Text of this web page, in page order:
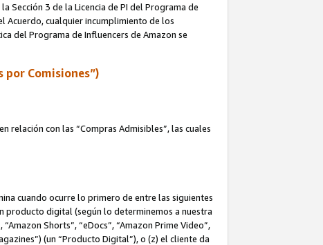
Sección 3 de la Licencia de PI del Programa de
Acuerdo, cualquier incumplimiento de los
del Programa de Influencers de Amazon se
por Comisiones”)
relación con las “Compras Admisibles”, las cuales
cuando ocurre lo primero de entre las siguientes
producto digital (según lo determinemos a nuestra
Shorts”, “eDocs”, “Amazon Prime Video”,
(un “Producto Digital”), o (z) el cliente da